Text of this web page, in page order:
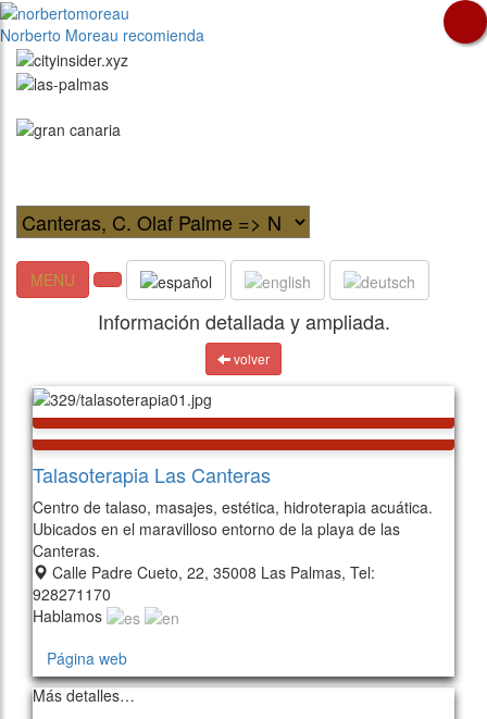
Norberto Moreau recomienda
MENU
Información detallada y ampliada.
volver
Talasoterapia Las Canteras
Centro de talaso, masajes, estética, hidroterapia acuática.
Ubicados en el maravilloso entorno de la playa de las
Canteras.
Calle Padre Cueto, 22, 35008 Las Palmas, Tel:
928271170
Hablamos
Página web
Más detalles…